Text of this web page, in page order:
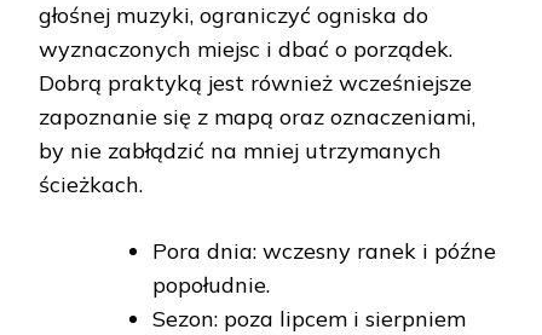
głośnej muzyki, ograniczyć ogniska do
wyznaczonych miejsc i dbać o porządek.
Dobrą praktyką jest również wcześniejsze
zapoznanie się z mapą oraz oznaczeniami,
by nie zabłądzić na mniej utrzymanych
ścieżkach.
Pora dnia: wczesny ranek i późne
popołudnie.
Sezon: poza lipcem i sierpniem